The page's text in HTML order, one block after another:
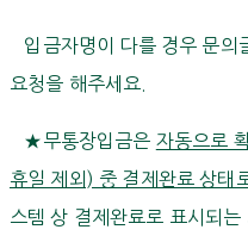
입금자명이 다를 경우 문의
요청을 해주세요.
★무통장입금은 자동으로
휴일 제외) 중 결제완료 상태
스템 상 결제완료로 표시되는